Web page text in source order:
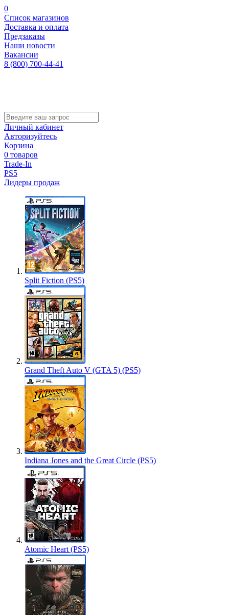
0
Список магазинов
Доставка и оплата
Предзаказы
Наши новости
Вакансии
8 (800) 700-44-41
Личный кабинет
Авторизуйтесь
Корзина
0 товаров
Trade-In
PS5
Лидеры продаж
Split Fiction (PS5)
Grand Theft Auto V (GTA 5) (PS5)
Indiana Jones and the Great Circle (PS5)
Atomic Heart (PS5)